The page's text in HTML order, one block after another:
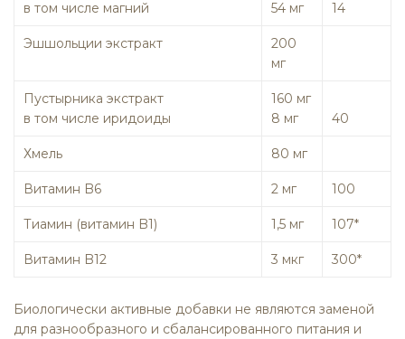
в том числе магний
54 мг
14
Эшшольции экстракт
200
мг
Пустырника экстракт
в том числе иридоиды
160 мг
8 мг
40
Хмель 80 мг
Витамин B6 2 мг 100
Тиамин (витамин B1) 1,5 мг 107*
Витамин B12 3 мкг 300*
Биологически активные добавки не являются заменой
для разнообразного и сбалансированного питания и